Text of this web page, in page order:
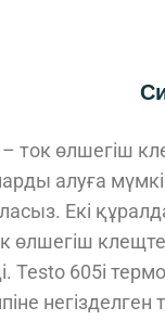
өлшегіш
алуға
Екі
өлшегіш
Testo 605i